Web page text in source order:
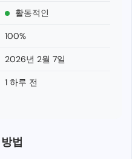
활동적인
100%
2026년 2월 7일
1 하루 전
법